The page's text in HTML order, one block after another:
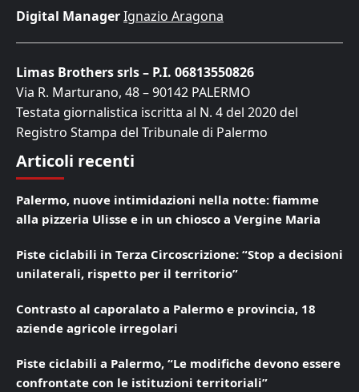
Digital ManagerIgnazio Aragona
Limas Brothers srls – P.I. 06813550826
Via R. Marturano, 48 – 90142 PALERMO
Testata giornalistica iscritta al N. 4 del 2020 del
Registro Stampa del Tribunale di Palermo
Articoli recenti
Palermo, nuove intimidazioni nella notte: fiamme
alla pizzeria Ulisse e in un chiosco a Vergine Maria
Piste ciclabili in Terza Circoscrizione: “Stop a decisioni
unilaterali, rispetto per il territorio”
Contrasto al caporalato a Palermo e provincia, 18
aziende agricole irregolari
Piste ciclabili a Palermo, “Le modifiche devono essere
confrontate con le istituzioni territoriali”